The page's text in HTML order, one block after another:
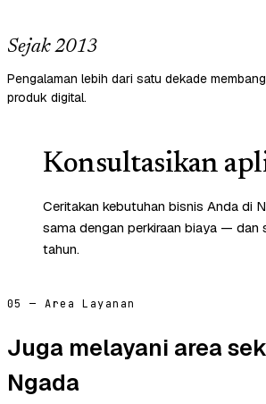
Sejak 2013
Pengalaman lebih dari satu dekade
produk digital.
Konsultasikan
Ceritakan kebutuhan bisnis Anda di
sama dengan perkiraan biaya — dan
tahun.
05 — Area Layanan
Juga melayani area
Ngada